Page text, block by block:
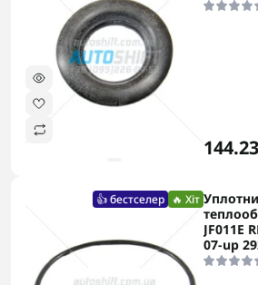
👍 бестселер 🔥 Хіт
JF011E
07-up